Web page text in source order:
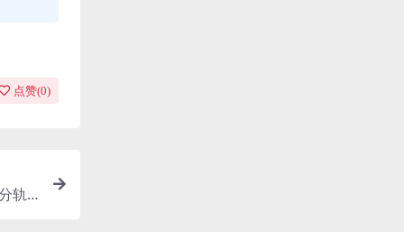
点赞(0)
轨/